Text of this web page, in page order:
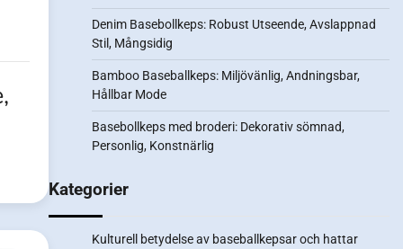
Denim Basebollkeps: Robust Utseende, Avslappnad
Stil, Mångsidig
Bamboo Baseballkeps: Miljövänlig, Andningsbar,
Hållbar Mode
Basebollkeps med broderi: Dekorativ sömnad,
Personlig, Konstnärlig
Kategorier
Kulturell betydelse av baseballkepsar och hattar